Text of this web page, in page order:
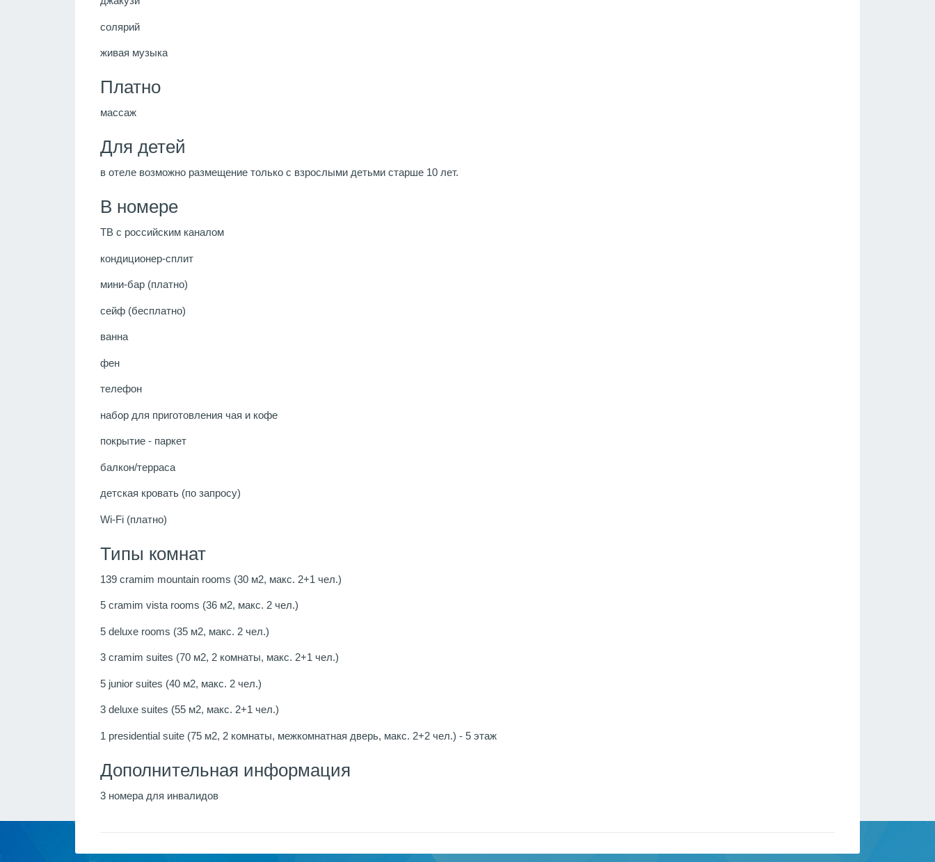
солярий
живая музыка
Платно
массаж
Для детей
в отеле возможно размещение только с взрослыми детьми старше 10 лет.
В номере
ТВ с российским каналом
кондиционер-сплит
мини-бар (платно)
сейф (бесплатно)
ванна
фен
телефон
набор для приготовления чая и кофе
покрытие - паркет
балкон/терраса
детская кровать (по запросу)
Wi-Fi (платно)
Типы комнат
139 cramim mountain rooms (30 м2, макс. 2+1 чел.)
5 cramim vista rooms (36 м2, макс. 2 чел.)
5 deluxe rooms (35 м2, макс. 2 чел.)
3 cramim suites (70 м2, 2 комнаты, макс. 2+1 чел.)
5 junior suites (40 м2, макс. 2 чел.)
3 deluxe suites (55 м2, макс. 2+1 чел.)
1 presidential suite (75 м2, 2 комнаты, межкомнатная дверь, макс. 2+2 чел.) - 5 этаж
Дополнительная информация
3 номера для инвалидов